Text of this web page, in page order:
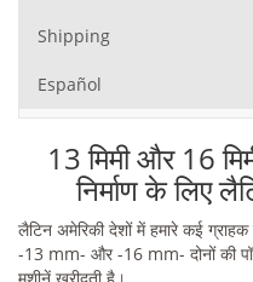
Shipping
Español
13 मिमी और 16
निर्माण के लिए
लैटिन अमेरिकी देशों में हमारे कई
-13 mm- और -16 mm- दोनों की